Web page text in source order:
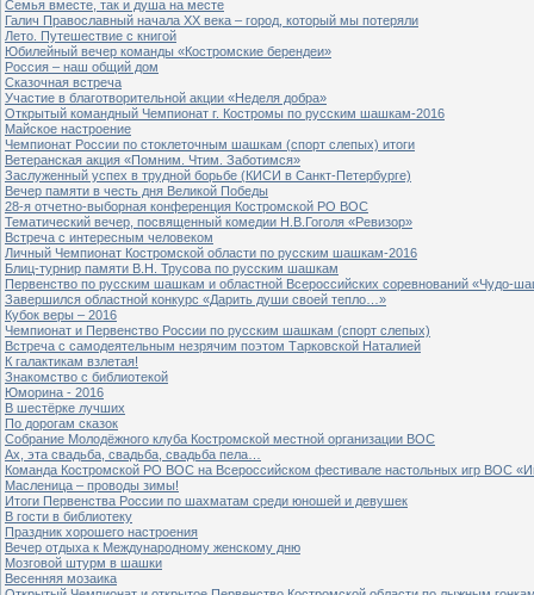
Семья вместе, так и душа на месте
Галич Православный начала ХХ века – город, который мы потеряли
Лето. Путешествие с книгой
Юбилейный вечер команды «Костромские берендеи»
Россия – наш общий дом
Сказочная встреча
Участие в благотворительной акции «Неделя добра»
Открытый командный Чемпионат г. Костромы по русским шашкам-2016
Майское настроение
Чемпионат России по стоклеточным шашкам (спорт слепых) итоги
Ветеранская акция «Помним. Чтим. Заботимся»
Заслуженный успех в трудной борьбе (КИСИ в Санкт-Петербурге)
Вечер памяти в честь дня Великой Победы
28-я отчетно-выборная конференция Костромской РО ВОС
Тематический вечер, посвященный комедии Н.В.Гоголя «Ревизор»
Встреча с интересным человеком
Личный Чемпионат Костромской области по русским шашкам-2016
Блиц-турнир памяти В.Н. Трусова по русским шашкам
Первенство по русским шашкам и областной Всероссийских соревнований «Чудо-
Завершился областной конкурс «Дарить души своей тепло…»
Кубок веры – 2016
Чемпионат и Первенство России по русским шашкам (спорт слепых)
Встреча с самодеятельным незрячим поэтом Тарковской Наталией
К галактикам взлетая!
Знакомство с библиотекой
Юморина - 2016
В шестёрке лучших
По дорогам сказок
Собрание Молодёжного клуба Костромской местной организации ВОС
Ах, эта свадьба, свадьба, свадьба пела…
Команда Костромской РО ВОС на Всероссийском фестивале настольных игр ВОС
Масленица – проводы зимы!
Итоги Первенства России по шахматам среди юношей и девушек
В гости в библиотеку
Праздник хорошего настроения
Вечер отдыха к Международному женскому дню
Мозговой штурм в шашки
Весенняя мозаика